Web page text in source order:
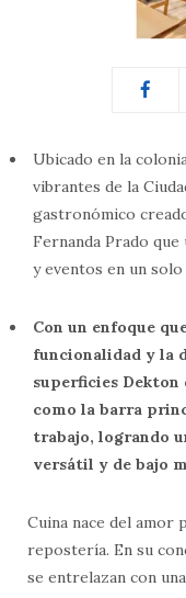
Ubicado en la
vibrantes de la
gastronómico
Fernanda Prado que
y eventos en un
Con un enfoque
funcionalidad y la
superficies Dekton
como la barra
trabajo, logrando
versátil y de bajo
Cuina nace del amor
repostería. En su
se entrelazan con